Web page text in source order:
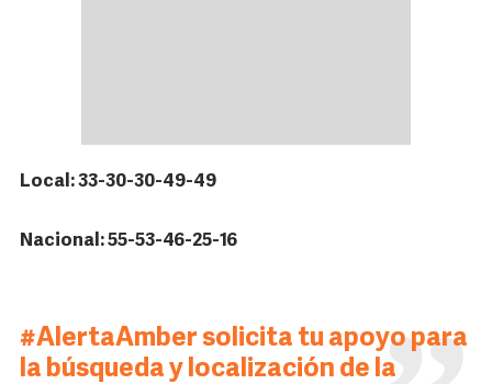
Local: 33-30-30-49-49
Nacional: 55-53-46-25-16
#AlertaAmber solicita tu apoyo para
la búsqueda y localización de la